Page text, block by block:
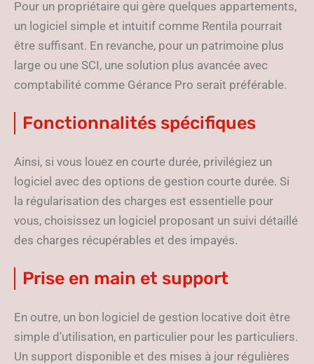
Pour un propriétaire qui gère quelques appartements,
un logiciel simple et intuitif comme Rentila pourrait
être suffisant. En revanche, pour un patrimoine plus
large ou une SCI, une solution plus avancée avec
comptabilité comme Gérance Pro serait préférable.
Fonctionnalités spécifiques
Ainsi, si vous louez en courte durée, privilégiez un
logiciel avec des options de gestion courte durée. Si
la régularisation des charges est essentielle pour
vous, choisissez un logiciel proposant un suivi détaillé
des charges récupérables et des impayés.
Prise en main et support
En outre, un bon logiciel de gestion locative doit être
simple d’utilisation, en particulier pour les particuliers.
Un support disponible et des mises à jour régulières